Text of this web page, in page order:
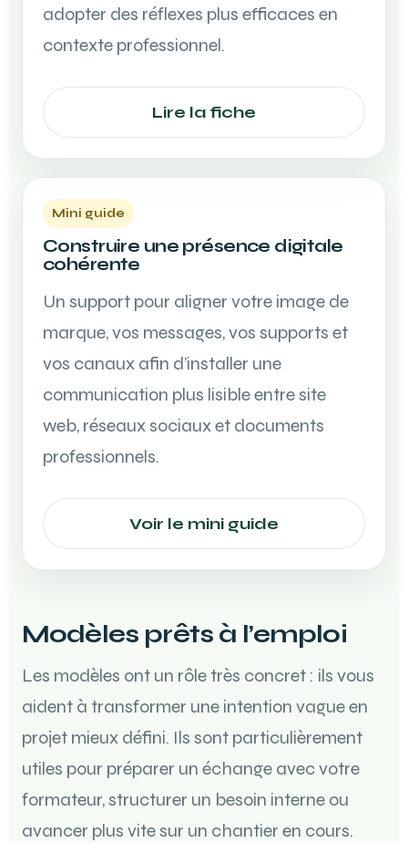
adopter des réflexes plus efficaces en
contexte professionnel.
Lire la fiche
Mini guide
Construire une présence digitale
cohérente
Un support pour aligner votre image de
marque, vos messages, vos supports et
vos canaux afin d’installer une
communication plus lisible entre site
web, réseaux sociaux et documents
professionnels.
Voir le mini guide
Modèles prêts à l’emploi
Les modèles ont un rôle très concret : ils vous
aident à transformer une intention vague en
projet mieux défini. Ils sont particulièrement
utiles pour préparer un échange avec votre
formateur, structurer un besoin interne ou
avancer plus vite sur un chantier en cours.